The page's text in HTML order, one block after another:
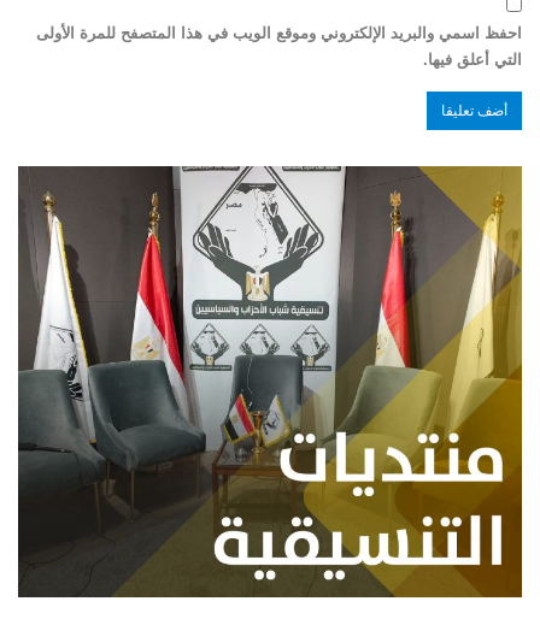
احفظ اسمي والبريد الإلكتروني وموقع الويب في هذا المتصفح للمرة الأولى
التي أعلق فيها.